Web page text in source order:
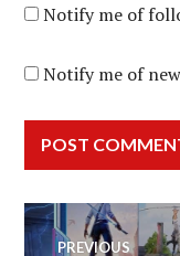
Notify me of
Notify me of
Post
PREVIOUS